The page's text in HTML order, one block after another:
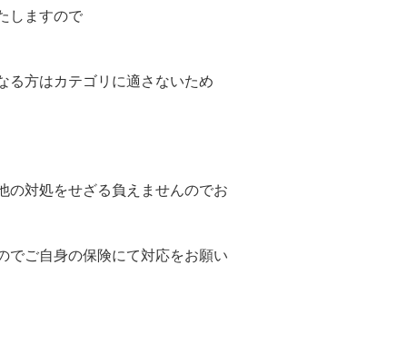
しますので
る方はカテゴリに適さないため
の対処をせざる負えませんのでお
でご自身の保険にて対応をお願い